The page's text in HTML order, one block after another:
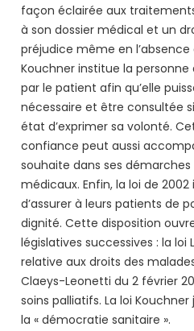
façon éclairée aux
à son dossier médical et un
préjudice même en
Kouchner institue la
par le patient afin qu’elle
nécessaire et être consultée
état d’exprimer sa volonté.
confiance peut aussi
souhaite dans ses
médicaux. Enfin, la loi de
d’assurer à leurs patients de
dignité. Cette disposition
législatives successives : la loi
relative aux droits des
Claeys-Leonetti du 2 février
soins palliatifs. La loi
la « démocratie sanitaire ».